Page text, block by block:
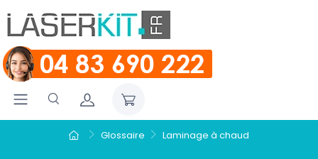
Glossaire Laminage à chaud